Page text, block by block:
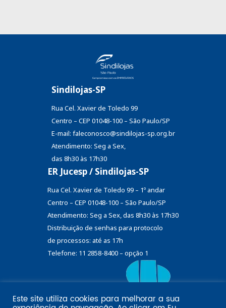
Sindilojas-SP
Rua Cel. Xavier de Toledo 99
Centro – CEP 01048-100 – São Paulo/SP
E-mail: faleconosco@sindilojas-sp.org.br
Atendimento: Seg a Sex,
das 8h30 às 17h30
ER Jucesp / Sindilojas-SP
Rua Cel. Xavier de Toledo 99 – 1º andar
Centro – CEP 01048-100 – São Paulo/SP
Atendimento: Seg a Sex, das 8h30 às 17h30
Distribuição de senhas para protocolo
de processos: até as 17h
Telefone: 11 2858-8400 – opção 1
Este site utiliza cookies para melhorar a sua